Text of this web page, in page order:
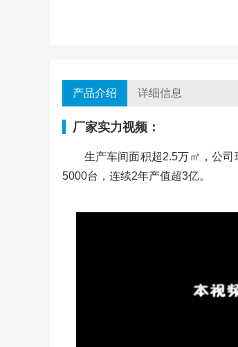
产品介绍 详细信息
厂家实力视频：
生产车间面积超2.5万㎡，公
5000台，连续2年产值超3亿。